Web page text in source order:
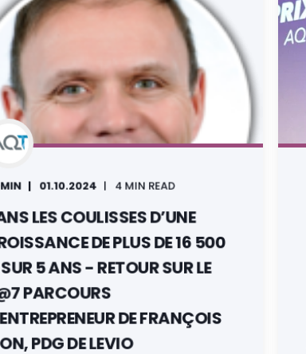
01.10.2024 4 MIN READ
LES COULISSES D’UNE
DE PLUS DE 16 500
5 ANS - RETOUR SUR LE
PARCOURS
DE FRANÇOIS
PDG DE LEVIO